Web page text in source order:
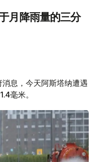
月降雨量的三分
消息，今天阿斯塔纳遭遇
毫米。